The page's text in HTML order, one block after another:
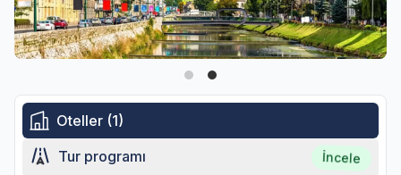
Oteller (1)
Tur programı
İncele